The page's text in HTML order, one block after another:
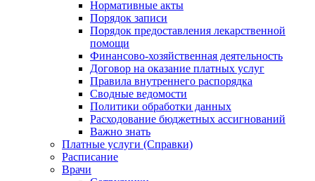
Нормативные акты
Порядок записи
Порядок предоставления лекарственной
помощи
Финансово-хозяйственная деятельность
Договор на оказание платных услуг
Правила внутреннего распорядка
Сводные ведомости
Политики обработки данных
Расходование бюджетных ассигнований
Важно знать
Платные услуги (Справки)
Расписание
Врачи